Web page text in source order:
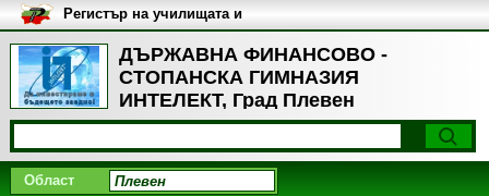
ДЪРЖАВНА ФИНАНСОВО -
СТОПАНСКА ГИМНАЗИЯ
ИНТЕЛЕКТ, Град Плевен
Регистър на училищата и
университетите в България
Област